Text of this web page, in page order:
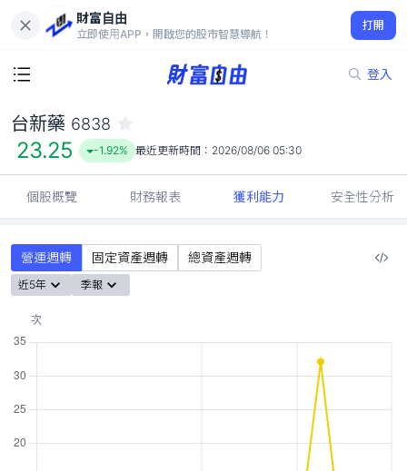
財富自由
立即使用APP，開啟您的股市智慧導航！
打開
登入
23.25
-1.92%
台新藥 6838
23.25 -1.92% 最近更新時間： 2026/08/06 05:30
個股概覽 財務報表 獲利能力 安全性分析
營運週轉 固定資產週轉 總資產週轉
近5年 季報